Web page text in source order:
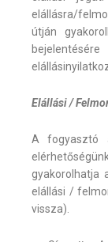
elállásra/
útján
Elállási /
A fogyasztó
gyakorolhatja
elállási /
vissza).